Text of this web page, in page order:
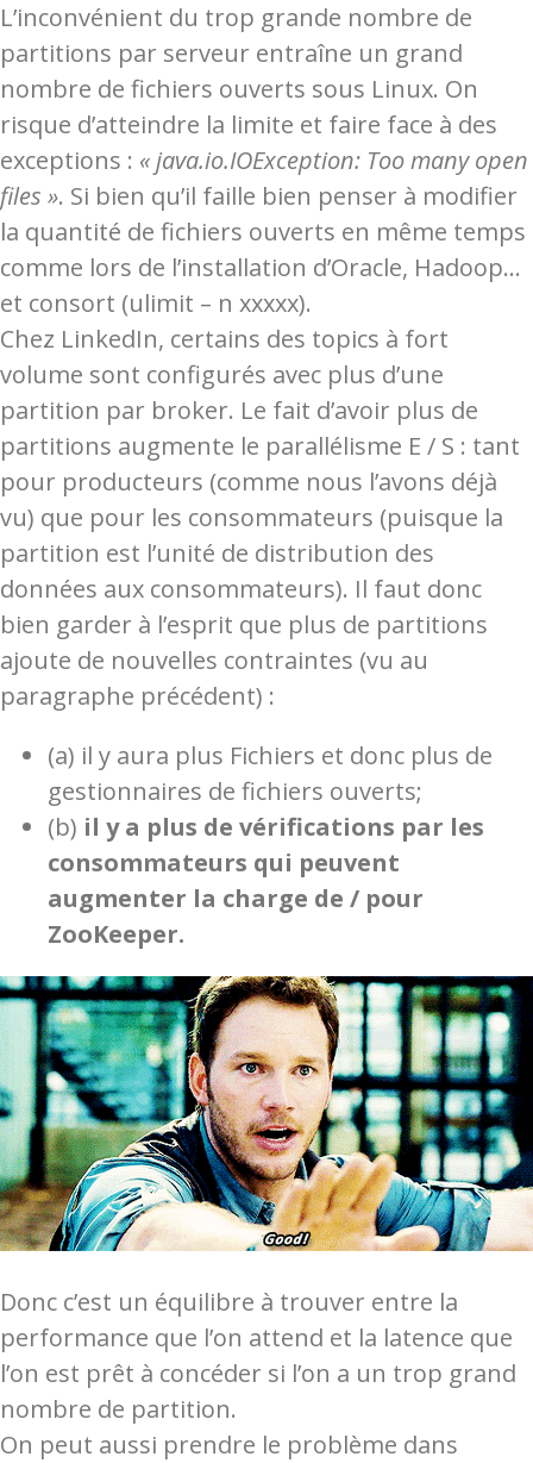
L’inconvénient du trop grande nombre de
partitions par serveur entraîne un grand
nombre de fichiers ouverts sous Linux. On
risque d’atteindre la limite et faire face à des
exceptions : « java.io.IOException: Too many open
files ». Si bien qu’il faille bien penser à modifier
la quantité de fichiers ouverts en même temps
comme lors de l’installation d’Oracle, Hadoop…
et consort (ulimit – n xxxxx).
Chez LinkedIn, certains des topics à fort
volume sont configurés avec plus d’une
partition par broker. Le fait d’avoir plus de
partitions augmente le parallélisme E / S : tant
pour producteurs (comme nous l’avons déjà
vu) que pour les consommateurs (puisque la
partition est l’unité de distribution des
données aux consommateurs). Il faut donc
bien garder à l’esprit que plus de partitions
ajoute de nouvelles contraintes (vu au
paragraphe précédent) :
(a) il y aura plus Fichiers et donc plus de
gestionnaires de fichiers ouverts;
(b) il y a plus de vérifications par les
consommateurs qui peuvent
augmenter la charge de / pour
ZooKeeper.
Donc c’est un équilibre à trouver entre la
performance que l’on attend et la latence que
l’on est prêt à concéder si l’on a un trop grand
nombre de partition.
On peut aussi prendre le problème dans